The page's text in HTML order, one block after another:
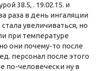
38.5, . 19.02.15. и
раза в день ингаляции
увеличиваться, но
при температуре
они почему-то после
персонал после этого
по-человечески ну в